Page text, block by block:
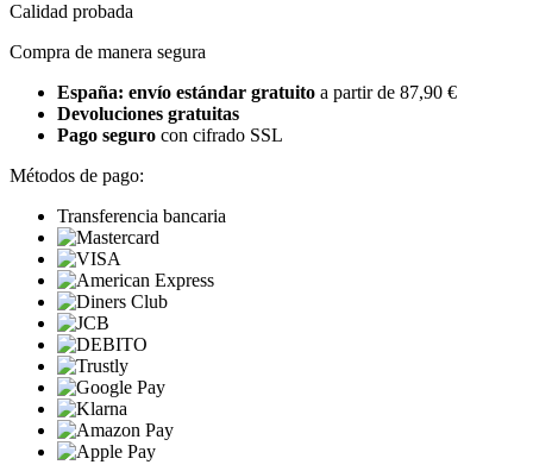
Calidad probada
Compra de manera segura
España: envío estándar gratuito a partir de 87,90 €
Devoluciones gratuitas
Pago seguro con cifrado SSL
Métodos de pago:
Transferencia bancaria